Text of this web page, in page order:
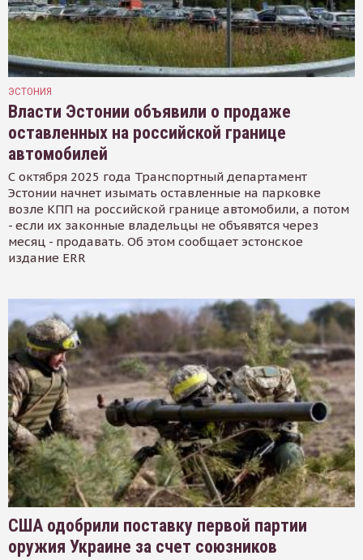
ЭСТОНИЯ
Власти Эстонии объявили о продаже
оставленных на российской границе
автомобилей
С октября 2025 года Транспортный департамент
Эстонии начнет изымать оставленные на парковке
возле КПП на российской границе автомобили, а потом
- если их законные владельцы не объявятся через
месяц - продавать. Об этом сообщает эстонское
издание ERR
США одобрили поставку первой партии
оружия Украине за счет союзников